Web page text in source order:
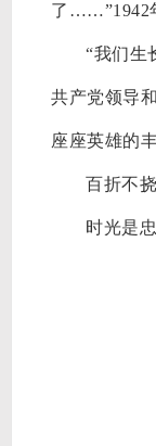
了……”1942
“我们生
共产党领导
座座英雄的丰
百折不挠
时光是